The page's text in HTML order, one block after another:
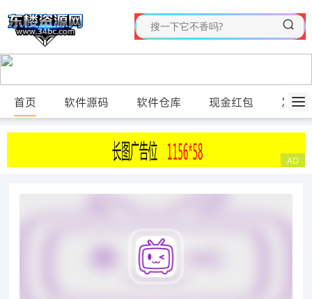
首页 软件源码 软件仓库 现金红包 发布